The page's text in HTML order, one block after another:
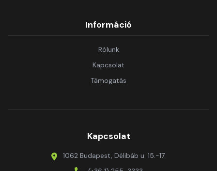
Információ
Rólunk
Kapcsolat
Támogatás
Kapcsolat
1062 Budapest, Délibáb u. 15.-17.